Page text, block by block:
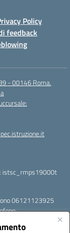
Policy
feedback
- 00146 Roma.
istsc_rmps19000t
06121123925